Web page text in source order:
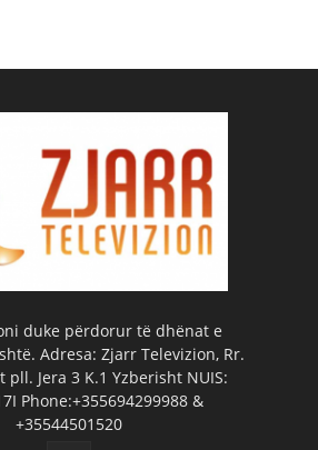
duke përdorur të dhënat e
Adresa: Zjarr Televizion, Rr.
pll. Jera 3 K.1 Yzberisht NUIS:
Phone:+355694299988 &
+35544501520